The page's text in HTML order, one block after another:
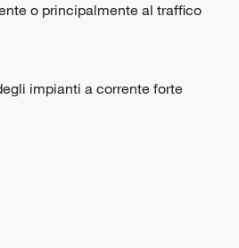
o principalmente al traffico
impianti a corrente forte